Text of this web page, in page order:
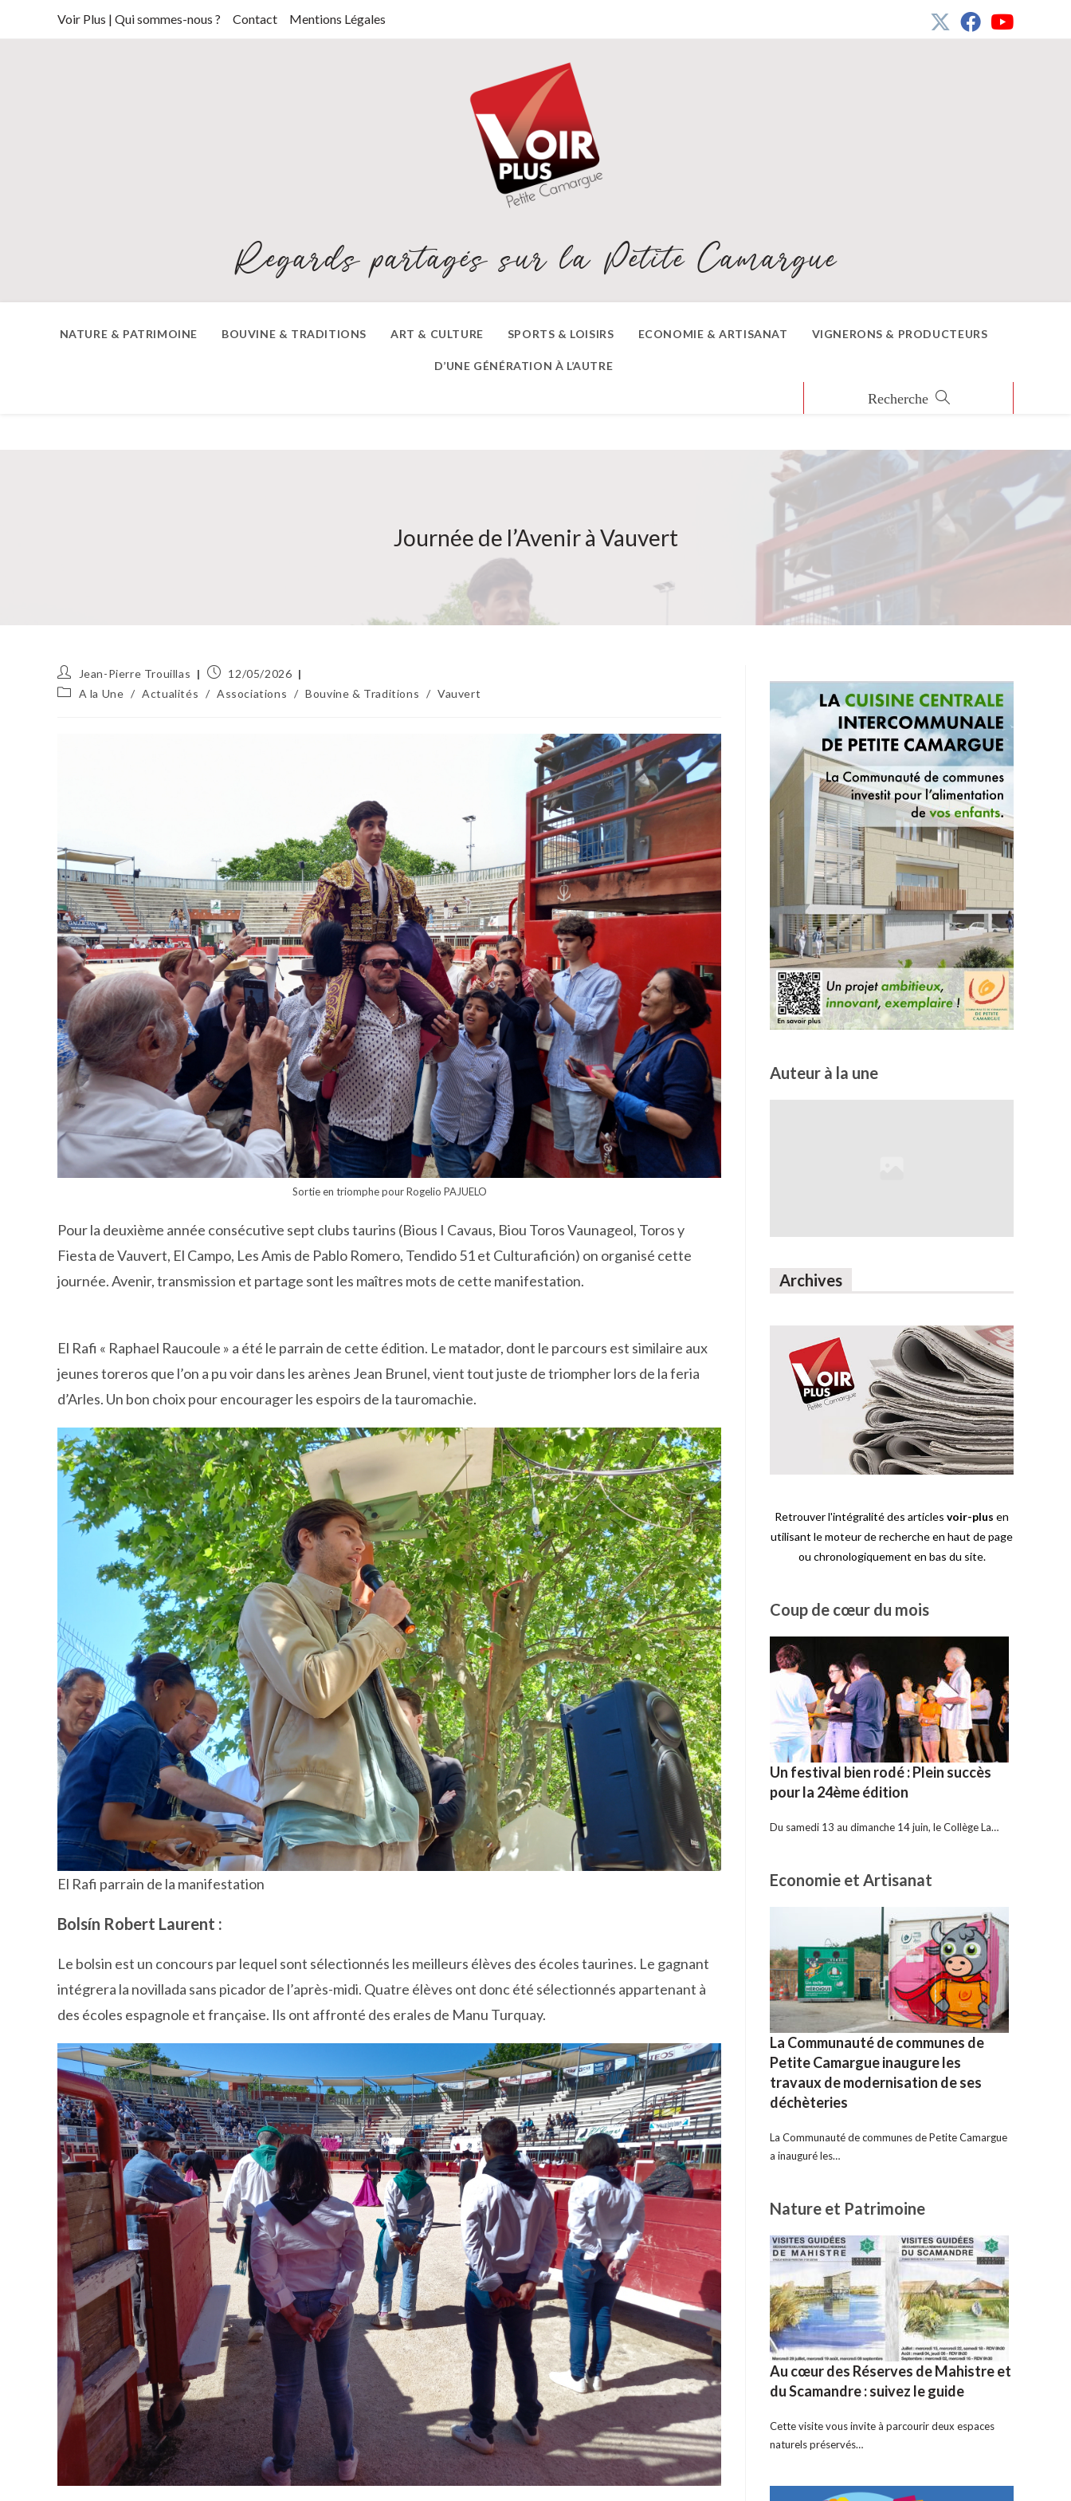
Voir Plus | Qui sommes-nous ? Contact Mentions Légales
Regards partagés sur la Petite Camargue
NATURE & PATRIMOINE BOUVINE & TRADITIONS ART & CULTURE SPORTS & LOISIRS ECONOMIE & ARTISANAT VIGNERONS & PRODUCTEURS
D’UNE GÉNÉRATION À L’AUTRE
Journée de l’Avenir à Vauvert
Auteur/autrice
de
Jean-Pierre Trouillas
Publication
publiée :
12/05/2026
PostA la Une / Actualités / Associations / Bouvine & Traditions / Vauvert
Sortie en triomphe pour Rogelio PAJUELO
Pour la deuxième année consécutive sept clubs taurins (Bious I Cavaus, Biou Toros Vaunageol, Toros y
Fiesta de Vauvert, El Campo, Les Amis de Pablo Romero, Tendido 51 et Culturafición) on organisé cette
journée. Avenir, transmission et partage sont les maîtres mots de cette manifestation.
El Rafi « Raphael Raucoule » a été le parrain de cette édition. Le matador, dont le parcours est similaire aux
jeunes toreros que l’on a pu voir dans les arènes Jean Brunel, vient tout juste de triompher lors de la feria
d’Arles. Un bon choix pour encourager les espoirs de la tauromachie.
El Rafi parrain de la manifestation
Bolsín Robert Laurent :
Le bolsin est un concours par lequel sont sélectionnés les meilleurs élèves des écoles taurines. Le gagnant
intégrera la novillada sans picador de l’après-midi. Quatre élèves ont donc été sélectionnés appartenant à
des écoles espagnole et française. Ils ont affronté des erales de Manu Turquay.
Auteur à la une
Archives
Retrouver l'intégralité des articles voir-plus en
utilisant le moteur de recherche en haut de page
ou chronologiquement en bas du site.
Coup de cœur du mois
Un festival bien rodé : Plein succès
pour la 24ème édition
Du samedi 13 au dimanche 14 juin, le Collège La…
Economie et Artisanat
La Communauté de communes de
Petite Camargue inaugure les
travaux de modernisation de ses
déchèteries
La Communauté de communes de Petite Camargue
a inauguré les…
Nature et Patrimoine
Au cœur des Réserves de Mahistre et
du Scamandre : suivez le guide
Cette visite vous invite à parcourir deux espaces
naturels préservés…